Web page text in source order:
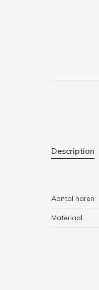
Description
Aantal haren
Materiaal